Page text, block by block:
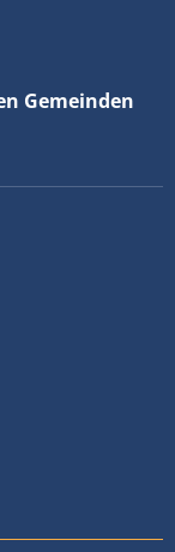
Gemeinden